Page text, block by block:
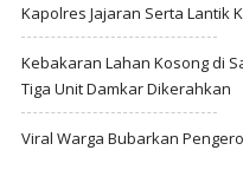
Kapolres Jajaran Serta Lantik
Kebakaran Lahan Kosong di
Tiga Unit Damkar Dikerahkan
Viral Warga Bubarkan